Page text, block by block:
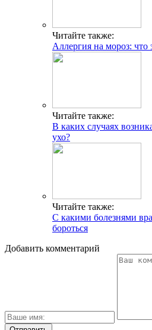
Читайте также:
Аллергия на мороз: что
Читайте также:
В каких случаях
ухо?
Читайте также:
С какими болезнями
бороться
Добавить комментарий